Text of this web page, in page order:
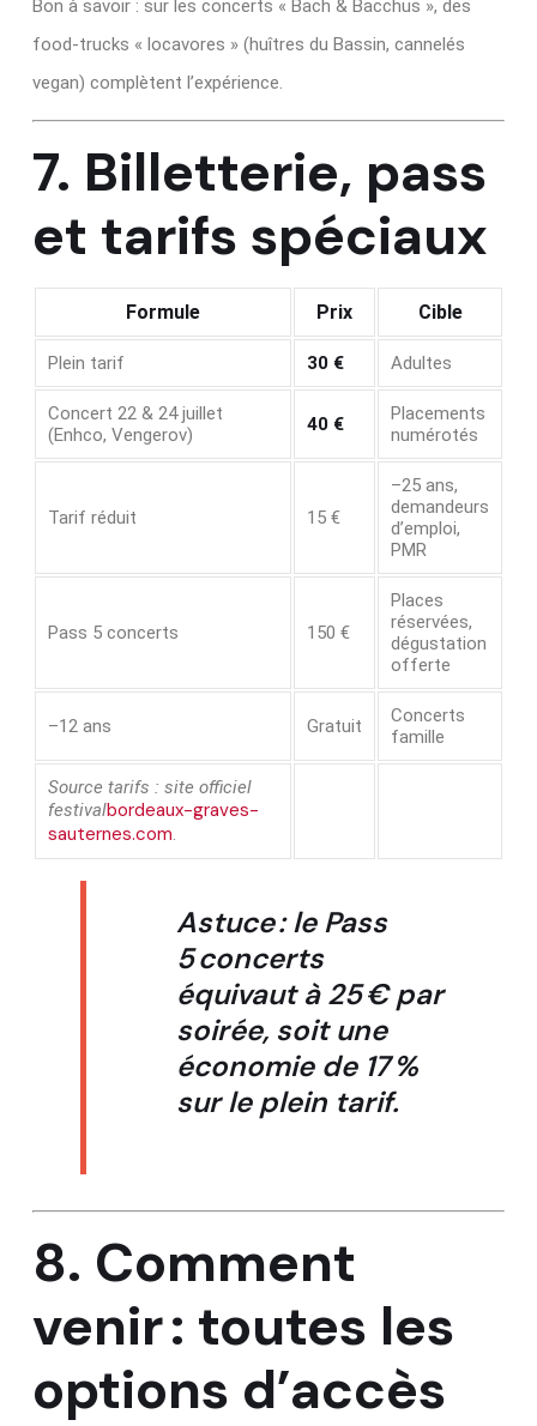
Bon à savoir : sur les concerts « Bach & Bacchus », des
food‑trucks « locavores » (huîtres du Bassin, cannelés
vegan) complètent l’expérience.
7. Billetterie, pass
et tarifs spéciaux
Formule Prix Cible
Plein tarif 30 € Adultes
Concert 22 & 24 juillet
(Enhco, Vengerov)
40 €
Placements
numérotés
Tarif réduit 15 €
–25 ans,
demandeurs
d’emploi,
PMR
Pass 5 concerts 150 €
Places
réservées,
dégustation
offerte
–12 ans Gratuit
Concerts
famille
Source tarifs : site officiel
festivalbordeaux-graves-
sauternes.com.
Astuce: le Pass
5 concerts
équivaut à 25 € par
soirée, soit une
économie de 17 %
sur le plein tarif.
8. Comment
venir : toutes les
options d’accès